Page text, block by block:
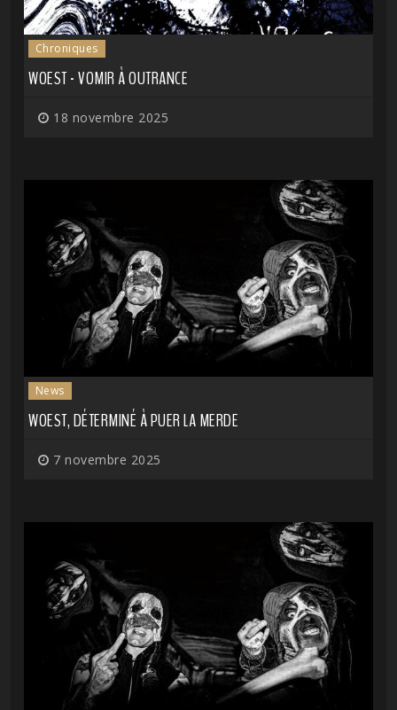
Chroniques
WOEST - VOMIR À OUTRANCE
18 novembre 2025
News
WOEST, DÉTERMINÉ À PUER LA MERDE
7 novembre 2025